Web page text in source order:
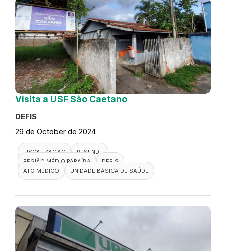
Visita a USF São Caetano
DEFIS
29 de October de 2024
FISCALIZAÇÃO
RESENDE
REGIÃO MÉDIO PARAÍBA
DEFIS
ATO MÉDICO
UNIDADE BÁSICA DE SAÚDE